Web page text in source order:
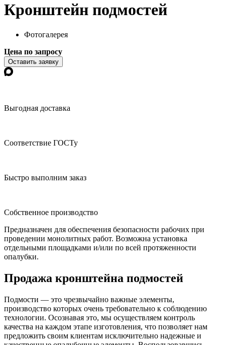
Кронштейн подмостей
Фотогалерея
Цена по запросу
Оставить заявку
Выгодная доставка
Соответствие ГОСТу
Быстро выполним заказ
Собственное производство
Предназначен для обеспечения безопасности рабочих при
проведении монолитных работ. Возможна установка
отдельными площадками и/или по всей протяженности
опалубки.
Продажа кронштейна подмостей
Подмости — это чрезвычайно важные элементы,
производство которых очень требовательно к соблюдению
технологии. Осознавая это, мы осуществляем контроль
качества на каждом этапе изготовления, что позволяет нам
предложить своим клиентам исключительно надежные и